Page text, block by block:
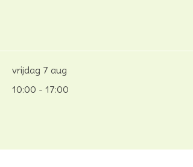
vrijdag 7 aug
10:00 - 17:00